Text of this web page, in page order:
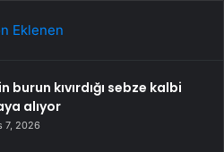
Eklenen
burun kıvırdığı sebze kalbi
alıyor
7, 2026